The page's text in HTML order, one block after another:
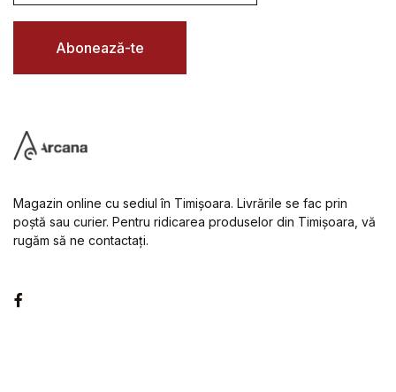
i
l
Abonează-te
Magazin online cu sediul în Timișoara. Livrările se fac prin
poștă sau curier. Pentru ridicarea produselor din Timișoara, vă
rugăm să ne contactați.